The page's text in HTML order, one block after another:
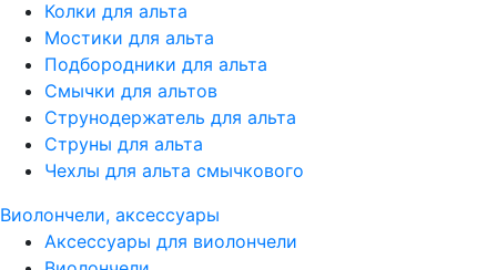
Колки для альта
Мостики для альта
Подбородники для альта
Смычки для альтов
Струнодержатель для альта
Струны для альта
Чехлы для альта смычкового
Виолончели, аксессуары
Аксессуары для виолончели